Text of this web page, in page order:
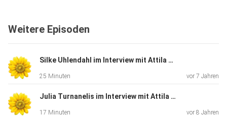
Weitere Episoden
Silke Uhlendahl im Interview mit Attila Budai 16.08.18
25 Minuten vor 7 Jahren
Julia Turnanelis im Interview mit Attila Budai 16.07.18
17 Minuten vor 8 Jahren